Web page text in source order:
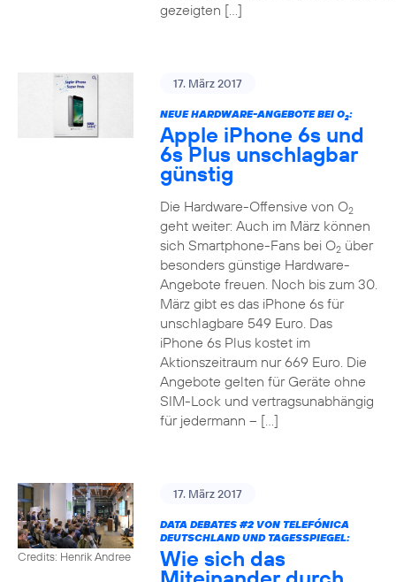
gezeigten […]
17. März 2017
NEUE HARDWARE-ANGEBOTE BEI O2:
Apple iPhone 6s und
6s Plus unschlagbar
günstig
Die Hardware-Offensive von O2
geht weiter: Auch im März können
sich Smartphone-Fans bei O2über
besonders günstige Hardware-
Angebote freuen. Noch bis zum 30.
März gibt es das iPhone 6s für
unschlagbare 549 Euro. Das
iPhone 6s Plus kostet im
Aktionszeitraum nur 669 Euro. Die
Angebote gelten für Geräte ohne
SIM-Lock und vertragsunabhängig
für jedermann – […]
Credits: Henrik Andree
17. März 2017
DATA DEBATES #2VON TELEFÓNICA
DEUTSCHLAND UND TAGESSPIEGEL:
Wie sich das